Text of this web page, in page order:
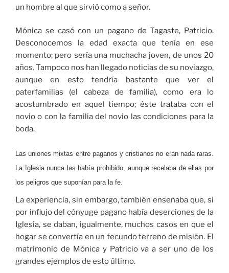
un hombre al que sirvió como a señor.
Mónica se casó con un pagano de Tagaste, Patricio.
Desconocemos la edad exacta que tenía en ese
momento; pero sería una muchacha joven, de unos 20
años. Tampoco nos han llegado noticias de su noviazgo,
aunque en esto tendría bastante que ver el
paterfamilias (el cabeza de familia), como era lo
acostumbrado en aquel tiempo; éste trataba con el
novio o con la familia del novio las condiciones para la
boda.
Las uniones mixtas entre paganos y cristianos no eran nada raras.
La Iglesia nunca las había prohibido, aunque recelaba de ellas por
los peligros que suponían para la fe.
La experiencia, sin embargo, también enseñaba que, si
por influjo del cónyuge pagano había deserciones de la
Iglesia, se daban, igualmente, muchos casos en que el
hogar se convertía en un fecundo terreno de misión. El
matrimonio de Mónica y Patricio va a ser uno de los
grandes ejemplos de esto último.